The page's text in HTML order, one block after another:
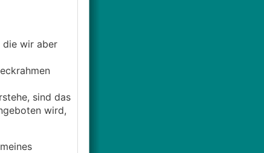
die wir aber
sind das
wird,